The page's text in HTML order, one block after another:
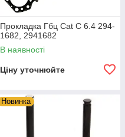
Прокладка Гбц Cat C 6.4 294-
1682, 2941682
В наявності
Ціну уточнюйте
Новинка